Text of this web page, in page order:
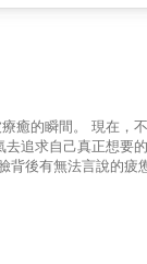
如何「面對轉折、
書藉由個人困境
，如何暫停腳步、
充滿向善力量的太
灣總代理董事長
有限公司董事長 蔡